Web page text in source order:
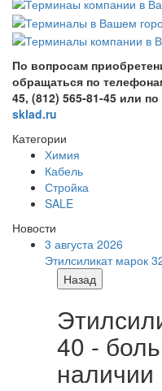
По вопросам
обращаться по
45, (812) 565-81-45 или
sklad.ru
Категории
Химия
Кабель
Стройка
SALE
Новости
3 августа 2026
Этилсиликат марок
Назад
40 -
наличии